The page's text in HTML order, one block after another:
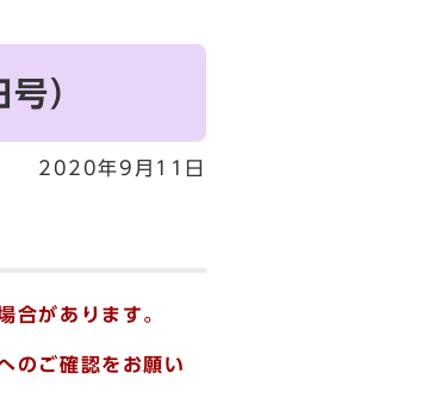
）
2020年9月11日
合があります。
のご確認をお願い